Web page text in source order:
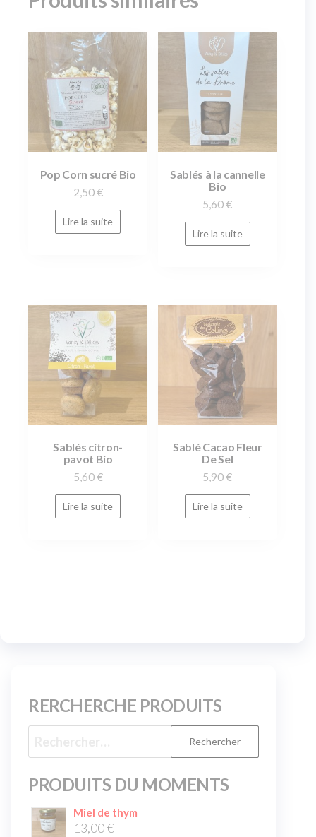
Pop Corn sucré Bio
2,50 €
Lire la suite
Sablés à la cannelle
Bio
5,60 €
Lire la suite
Sablés citron-
pavot Bio
5,60 €
Lire la suite
Sablé Cacao Fleur
De Sel
5,90 €
Lire la suite
RERCHERCHE PRODUITS
PRODUITS DU MOMENTS
Miel de thym
13,00€